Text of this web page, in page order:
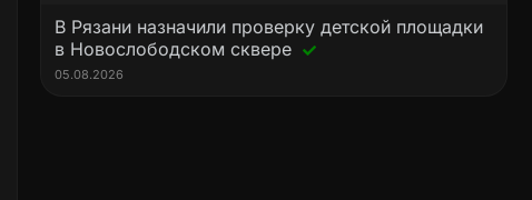
В Рязани назначили проверку детской площадки
в Новослободском сквере
05.08.2026